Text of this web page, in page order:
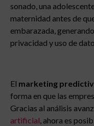
sonado, una
maternidad antes de
embarazada,
privacidad y uso de
El marketing
forma en que las
Gracias al análisis
artificial, ahora es